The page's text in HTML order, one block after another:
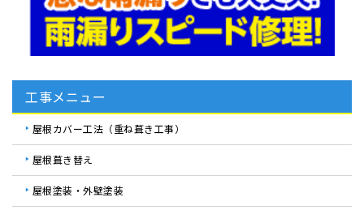
工事メニュー
屋根カバー工法（重ね葺き工事）
屋根葺き替え
屋根塗装・外壁塗装